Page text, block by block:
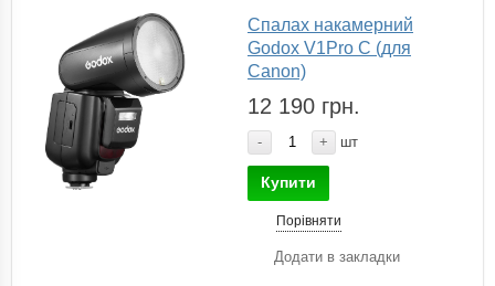
Спалах накамерний
Godox V1Pro C (для
Canon)
12 190 грн.
- + шт
Купити
Порівняти
Додати в закладки